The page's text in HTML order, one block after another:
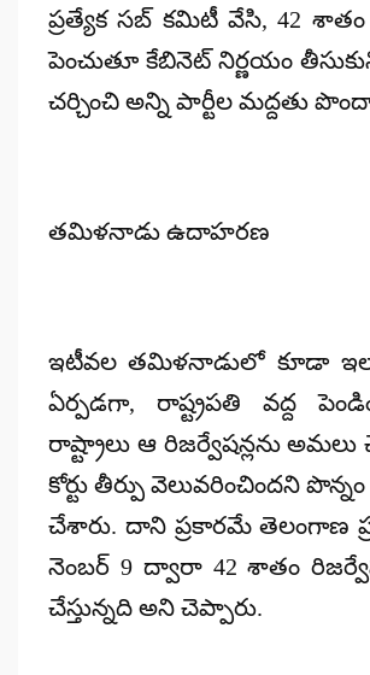
ప్రత్యేక సబ్ కమిటీ వేసి, 42 శాతం
పెంచుతూ కేబినెట్ నిర్ణయం
చర్చించి అన్ని పార్టీల మద్దతు
తమిళనాడు ఉదాహరణ
ఇటీవల తమిళనాడులో కూడా
ఏర్పడగా, రాష్ట్రపతి వద్ద
రాష్ట్రాలు ఆ రిజర్వేషన్లను అమలు
కోర్టు తీర్పు వెలువరించిందని పొన్నం
చేశారు. దాని ప్రకారమే తెలంగాణ
నెంబర్ 9 ద్వారా 42 శాతం
చేస్తున్నది అని చెప్పారు.